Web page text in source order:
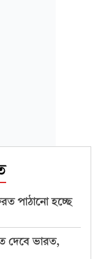
পাঠানো হচ্ছে
দেবে ভারত,